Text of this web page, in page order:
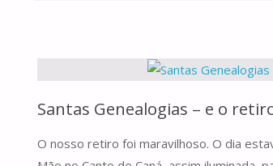
Santas Genealogias – e o
O nosso retiro foi maravilhoso. O dia